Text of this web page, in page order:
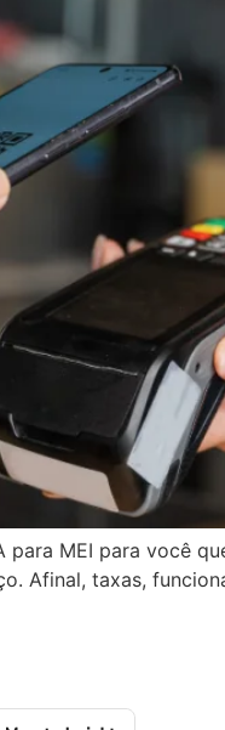
para MEI para você
Afinal, taxas,